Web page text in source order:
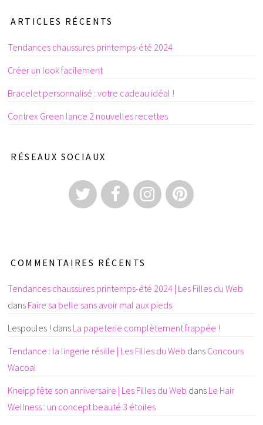
ARTICLES RÉCENTS
Tendances chaussures printemps-été 2024
Créer un look facilement
Bracelet personnalisé : votre cadeau idéal !
Contrex Green lance 2 nouvelles recettes
RÉSEAUX SOCIAUX
COMMENTAIRES RÉCENTS
Tendances chaussures printemps-été 2024 | Les Filles du Web
dans Faire sa belle sans avoir mal aux pieds
Lespoules ! dans La papeterie complètement frappée !
Tendance : la lingerie résille | Les Filles du Web dans Concours
Wacoal
Kneipp fête son anniversaire | Les Filles du Web dans Le Hair
Wellness : un concept beauté 3 étoiles